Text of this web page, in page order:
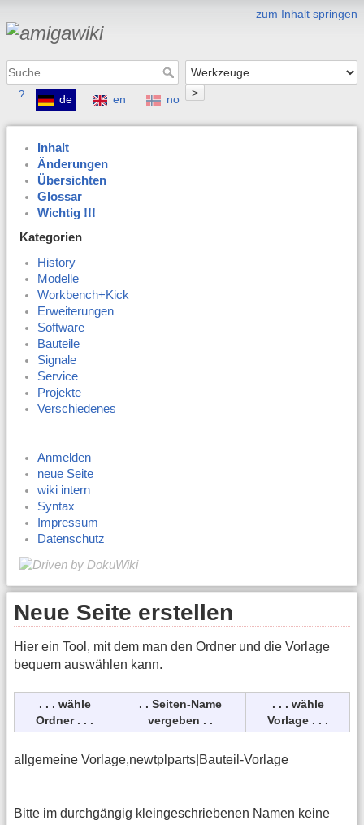
zum Inhalt springen
>
? de en no
Inhalt
Änderungen
Übersichten
Glossar
Wichtig !!!
Kategorien
History
Modelle
Workbench+Kick
Erweiterungen
Software
Bauteile
Signale
Service
Projekte
Verschiedenes
Anmelden
neue Seite
wiki intern
Syntax
Impressum
Datenschutz
Neue Seite erstellen
Hier ein Tool, mit dem man den Ordner und die Vorlage
bequem auswählen kann.
. . . wähle
Ordner . . .
. . Seiten-Name
vergeben . .
. . . wähle
Vorlage . . .
allgemeine Vorlage,newtplparts|Bauteil-Vorlage
Bitte im durchgängig kleingeschriebenen Namen keine